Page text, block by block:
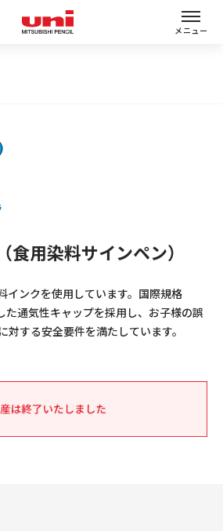
メニュー
食用染料サインペン）
インクを使用しています。国際規格
た通気性キャップを採用し、お子様の誤
対する安全要件を満たしています。